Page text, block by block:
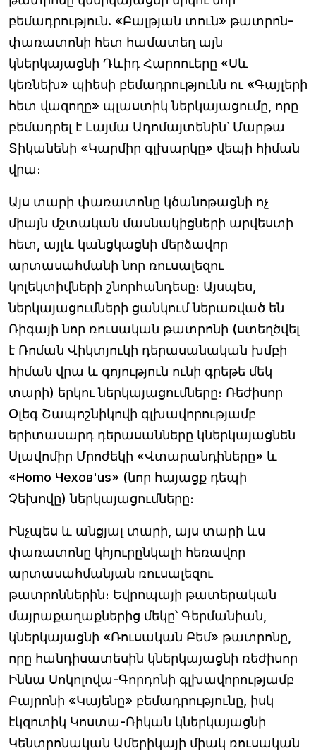
բեմադրություն. «Բալթյան տուն» թատրոն-
փառատոնի հետ համատեղ այն
կներկայացնի Դևիդ Հարոուերը «Սև
կեռնեխ» պիեսի բեմադրությունն ու «Գայլերի
հետ վազողը» պլաստիկ ներկայացումը, որը
բեմադրել է Լայմա Ադոմայտենին՝ Մարթա
Տիկանենի «Կարմիր գլխարկը» վեպի հիման
վրա։
Այս տարի փառատոնը կծանոթացնի ոչ
միայն մշտական մասնակիցների արվեստի
հետ, այլև կանցկացնի մերձավոր
արտասահմանի նոր ռուսալեզու
կոլեկտիվների շնորհանդեսը։ Այսպես,
ներկայացումների ցանկում ներառված են
Ռիգայի նոր ռուսական թատրոնի (ստեղծվել
է Ռոման Վիկտյուկի դերասանական խմբի
հիման վրա և գոյություն ունի գրեթե մեկ
տարի) երկու ներկայացումները։ Ռեժիսոր
Օլեգ Շապոշնիկովի գլխավորությամբ
երիտասարդ դերասանները կներկայացնեն
Սլավոմիր Մրոժեկի «Վտարանդիները» և
«Homo Чехов'us» (նոր հայացք դեպի
Չեխովը) ներկայացումները։
Ինչպես և անցյալ տարի, այս տարի ևս
փառատոնը կհյուրընկալի հեռավոր
արտասահմանյան ռուսալեզու
թատրոններին։ Եվրոպայի թատերական
մայրաքաղաքներից մեկը՝ Գերմանիան,
կներկայացնի «Ռուսական Բեմ» թատրոնը,
որը հանդիսատեսին կներկայացնի ռեժիսոր
Իննա Սոկոլովա-Գորդոնի գլխավորությամբ
Բայրոնի «Կայենը» բեմադրությունը, իսկ
էկզոտիկ Կոստա-Ռիկան կներկայացնի
Կենտրոնական Ամերիկայի միակ ռուսական